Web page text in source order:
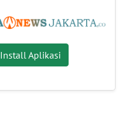
Install Aplikasi